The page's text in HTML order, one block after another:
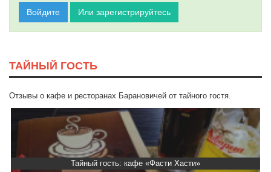
Войдите Или зарегистрируйтесь
ТАЙНЫЙ ГОСТЬ
Отзывы о кафе и ресторанах Барановичей от тайного гостя.
Тайный гость: кафе «Фасти Хасти»